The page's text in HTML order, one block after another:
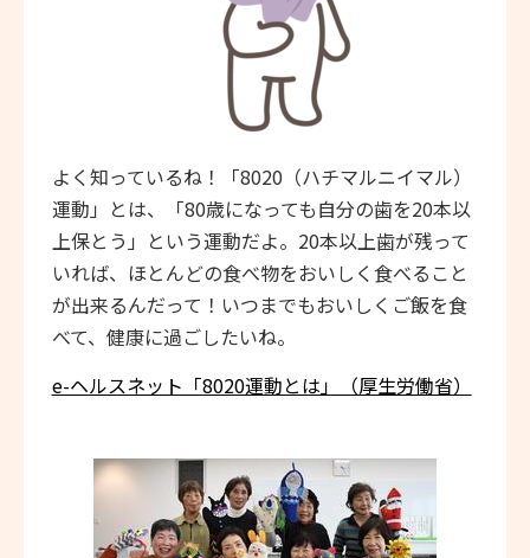
よく知っているね！「8020（ハチマルニイマル）
運動」とは、「80歳になっても自分の歯を20本以
上保とう」という運動だよ。20本以上歯が残って
いれば、ほとんどの食べ物をおいしく食べること
が出来るんだって！いつまでもおいしくご飯を食
べて、健康に過ごしたいね。
e-ヘルスネット「8020運動とは」（厚生労働省）